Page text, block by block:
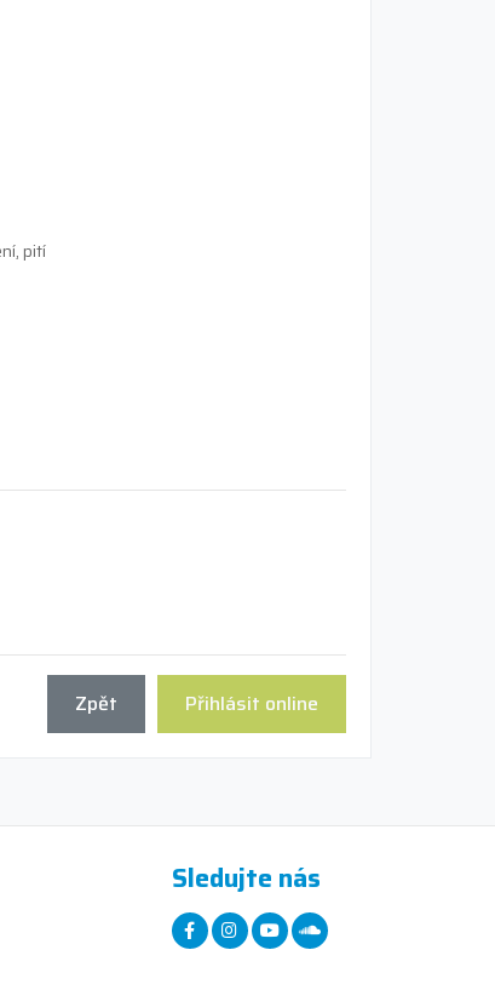
pití
Přihlásit online
Zpět
Sledujte nás